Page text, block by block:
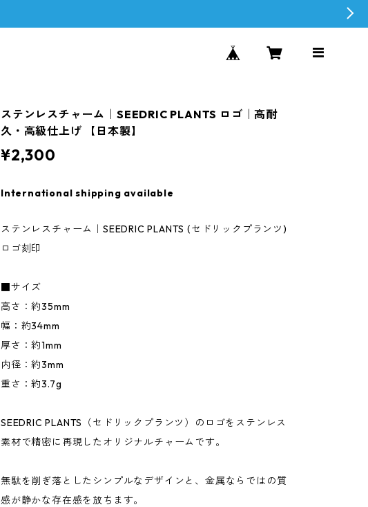
ステンレスチャーム｜SEEDRIC PLANTS ロゴ｜高耐
久・高級仕上げ 【日本製】
¥2,300
International shipping available
ステンレスチャーム｜SEEDRIC PLANTS (セドリックプランツ)
ロゴ刻印
■サイズ
高さ：約35mm
幅：約34mm
厚さ：約1mm
内径：約3mm
重さ：約3.7g
SEEDRIC PLANTS（セドリックプランツ）のロゴをステンレス
素材で精密に再現したオリジナルチャームです。
無駄を削ぎ落としたシンプルなデザインと、金属ならではの質
感が静かな存在感を放ちます。